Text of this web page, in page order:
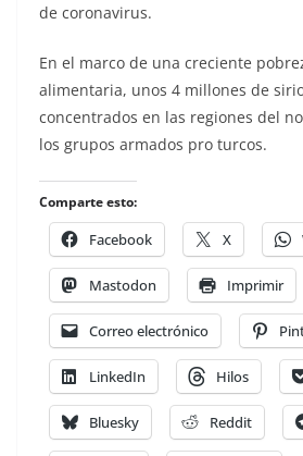
de coronavirus.
En el marco de una creciente
alimentaria, unos 4 millones de
concentrados en las regiones del
los grupos armados pro turcos.
Comparte esto:
Facebook X
Mastodon Imprimir
Correo electrónico
LinkedIn Hilos
Bluesky Reddit